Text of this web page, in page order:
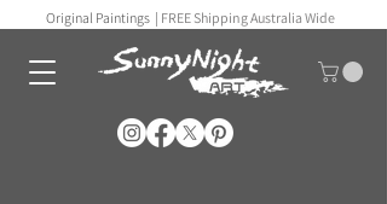
Original Paintings | FREE Shipping Australia Wide